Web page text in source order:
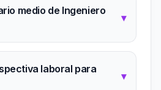
medio de Ingeniero
▾
laboral para
▾